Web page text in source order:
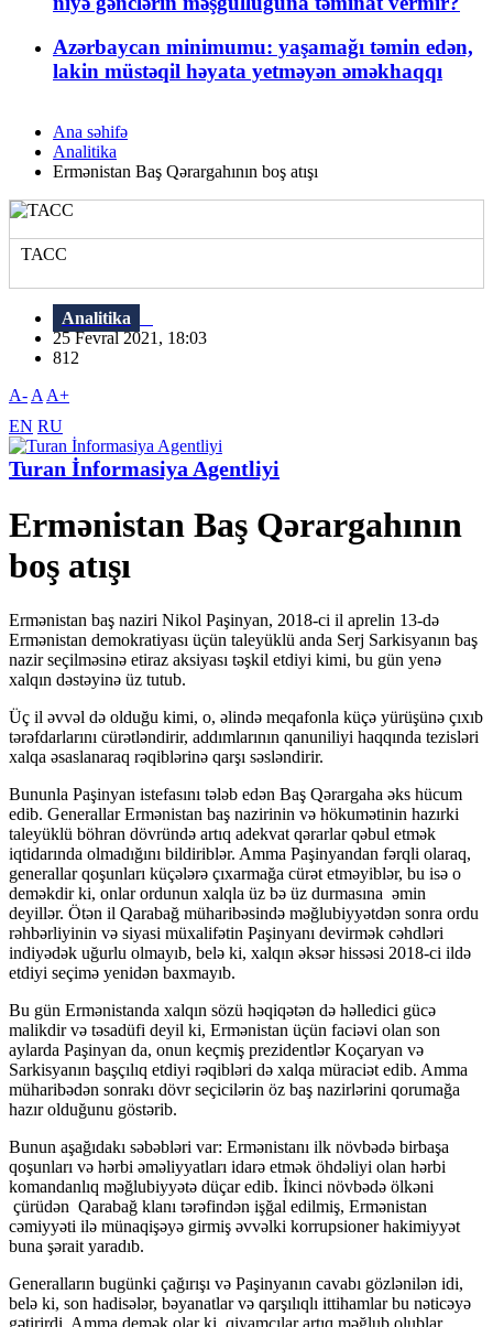
Azərbaycan minimumu: yaşamağı təmin edən,
lakin müstəqil həyata yetməyən əməkhaqqı
Ana səhifə
Analitika
Ermənistan Baş Qərargahının boş atışı
ТАСС
Analitika
25 Fevral 2021, 18:03
812
A- A A+
EN RU
Turan İnformasiya Agentliyi
Ermənistan Baş Qərargahının
boş atışı
Ermənistan baş naziri Nikol Paşinyan, 2018-ci il aprelin 13-də
Ermənistan demokratiyası üçün taleyüklü anda Serj Sarkisyanın baş
nazir seçilməsinə etiraz aksiyası təşkil etdiyi kimi, bu gün yenə
xalqın dəstəyinə üz tutub.
Üç il əvvəl də olduğu kimi, o, əlində meqafonla küçə yürüşünə çıxıb
tərəfdarlarını cürətləndirir, addımlarının qanuniliyi haqqında tezisləri
xalqa əsaslanaraq rəqiblərinə qarşı səsləndirir.
Bununla Paşinyan istefasını tələb edən Baş Qərargaha əks hücum
edib. Generallar Ermənistan baş nazirinin və hökumətinin hazırki
taleyüklü böhran dövründə artıq adekvat qərarlar qəbul etmək
iqtidarında olmadığını bildiriblər. Amma Paşinyandan fərqli olaraq,
generallar qoşunları küçələrə çıxarmağa cürət etməyiblər, bu isə o
deməkdir ki, onlar ordunun xalqla üz bə üz durmasına əmin
deyillər. Ötən il Qarabağ müharibəsində məğlubiyyətdən sonra ordu
rəhbərliyinin və siyasi müxalifətin Paşinyanı devirmək cəhdləri
indiyədək uğurlu olmayıb, belə ki, xalqın əksər hissəsi 2018-ci ildə
etdiyi seçimə yenidən baxmayıb.
Bu gün Ermənistanda xalqın sözü həqiqətən də həlledici gücə
malikdir və təsadüfi deyil ki, Ermənistan üçün faciəvi olan son
aylarda Paşinyan da, onun keçmiş prezidentlər Koçaryan və
Sarkisyanın başçılıq etdiyi rəqibləri də xalqa müraciət edib. Amma
müharibədən sonrakı dövr seçicilərin öz baş nazirlərini qorumağa
hazır olduğunu göstərib.
Bunun aşağıdakı səbəbləri var: Ermənistanı ilk növbədə birbaşa
qoşunları və hərbi əməliyyatları idarə etmək öhdəliyi olan hərbi
komandanlıq məğlubiyyətə düçar edib. İkinci növbədə ölkəni
çürüdən Qarabağ klanı tərəfindən işğal edilmiş, Ermənistan
cəmiyyəti ilə münaqişəyə girmiş əvvəlki korrupsioner hakimiyyət
buna şərait yaradıb.
Generalların bugünki çağırışı və Paşinyanın cavabı gözlənilən idi,
belə ki, son hadisələr, bəyanatlar və qarşılıqlı ittihamlar bu nəticəyə
gətirirdi. Amma demək olar ki, qiyamçılar artıq məğlub olublar.